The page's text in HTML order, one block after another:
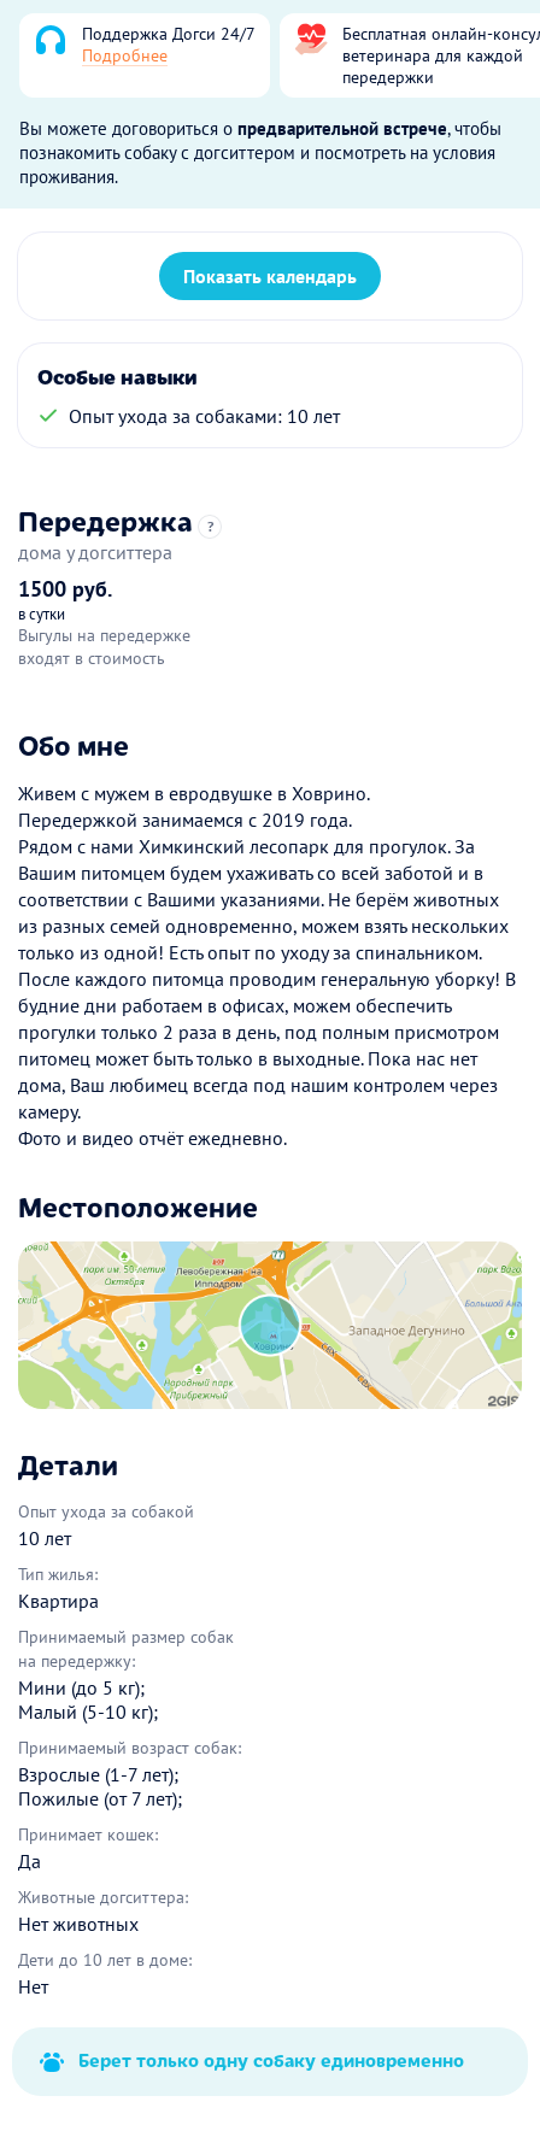
Поддержка Догси 24/7
Подробнее
Бесплатная онлайн-
ветеринара для каждой
передержки
Вы можете договориться о предварительной встрече, чтобы
познакомить собаку с догситтером и посмотреть на условия
проживания.
Показать календарь
Особые навыки
Опыт ухода за собаками: 10 лет
Передержка ?
дома у догситтера
1500 руб.
в сутки
Выгулы на передержке
входят в стоимость
Обо мне
Живем с мужем в евродвушке в Ховрино.
Передержкой занимаемся с 2019 года.
Рядом с нами Химкинский лесопарк для прогулок. За
Вашим питомцем будем ухаживать со всей заботой и в
соответствии с Вашими указаниями. Не берём животных
из разных семей одновременно, можем взять нескольких
только из одной! Есть опыт по уходу за спинальником.
После каждого питомца проводим генеральную уборку! В
будние дни работаем в офисах, можем обеспечить
прогулки только 2 раза в день, под полным присмотром
питомец может быть только в выходные. Пока нас нет
дома, Ваш любимец всегда под нашим контролем через
камеру.
Фото и видео отчёт ежедневно.
Местоположение
Детали
Опыт ухода за собакой
10 лет
Тип жилья:
Квартира
Принимаемый размер собак
на передержку:
Мини (до 5 кг);
Малый (5-10 кг);
Принимаемый возраст собак:
Взрослые (1-7 лет);
Пожилые (от 7 лет);
Принимает кошек:
Да
Животные догситтера:
Нет животных
Дети до 10 лет в доме:
Нет
Берет только одну собаку единовременно